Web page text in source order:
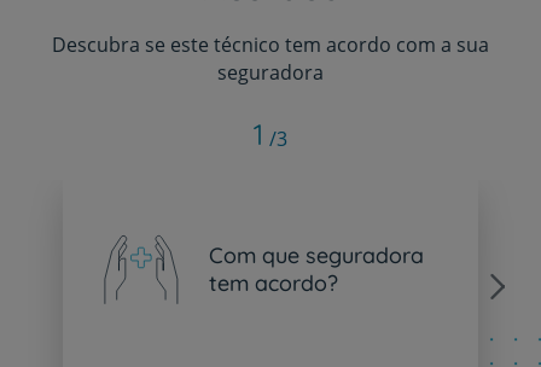
Descubra se este técnico tem acordo com a sua
seguradora
Com que seguradora
tem acordo?
Next
1 /3